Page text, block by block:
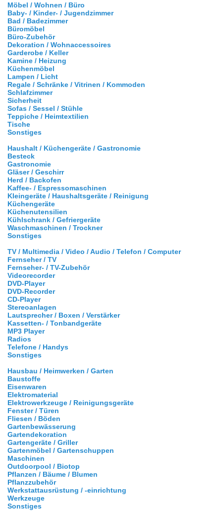
Möbel / Wohnen / Büro
Baby- / Kinder- / Jugendzimmer
Bad / Badezimmer
Büromöbel
Büro-Zubehör
Dekoration / Wohnaccessoires
Garderobe / Keller
Kamine / Heizung
Küchenmöbel
Lampen / Licht
Regale / Schränke / Vitrinen / Kommoden
Schlafzimmer
Sicherheit
Sofas / Sessel / Stühle
Teppiche / Heimtextilien
Tische
Sonstiges
Haushalt / Küchengeräte / Gastronomie
Besteck
Gastronomie
Gläser / Geschirr
Herd / Backofen
Kaffee- / Espressomaschinen
Kleingeräte / Haushaltsgeräte / Reinigung
Küchengeräte
Küchenutensilien
Kühlschrank / Gefriergeräte
Waschmaschinen / Trockner
Sonstiges
TV / Multimedia / Video / Audio / Telefon / Computer
Fernseher / TV
Fernseher- / TV-Zubehör
Videorecorder
DVD-Player
DVD-Recorder
CD-Player
Stereoanlagen
Lautsprecher / Boxen / Verstärker
Kassetten- / Tonbandgeräte
MP3 Player
Radios
Telefone / Handys
Sonstiges
Hausbau / Heimwerken / Garten
Baustoffe
Eisenwaren
Elektromaterial
Elektrowerkzeuge / Reinigungsgeräte
Fenster / Türen
Fliesen / Böden
Gartenbewässerung
Gartendekoration
Gartengeräte / Griller
Gartenmöbel / Gartenschuppen
Maschinen
Outdoorpool / Biotop
Pflanzen / Bäume / Blumen
Pflanzzubehör
Werkstattausrüstung / -einrichtung
Werkzeuge
Sonstiges